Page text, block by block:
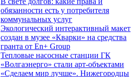
обязанности есть у потребителя
коммунальных услуг
Экологический интерактивный макет
создан в музее «Кварки» на средства
гранта от En+ Group
Тепловые насосные станции ГК
«Волгаэнерго» стали арт-объектами
«Сделаем мир лучше». Нижегородцы